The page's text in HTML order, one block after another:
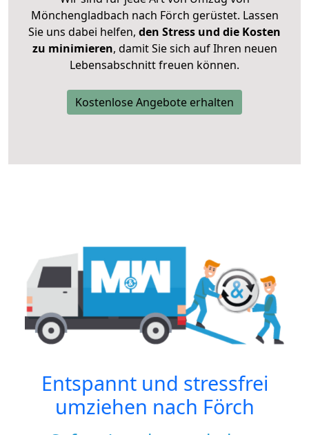
Mönchengladbach nach Förch gerüstet. Lassen
Sie uns dabei helfen, den Stress und die Kosten
zu minimieren, damit Sie sich auf Ihren neuen
Lebensabschnitt freuen können.
Kostenlose Angebote erhalten
Entspannt und stressfrei
umziehen nach Förch